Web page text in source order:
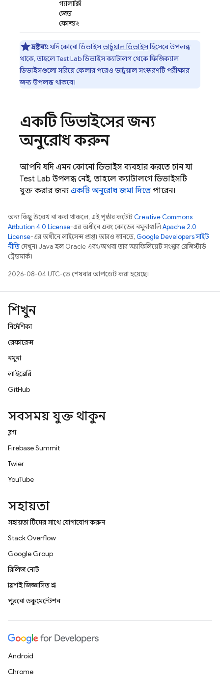
গ্যালাক্সি
জেড
ফোল্ড২
দ্রষ্টব্য:যদি কোনো ডিভাইসভার্চুয়াল ডিভাইসহিসেবে উপলব্ধ
থাকে, তাহলেTest Labডিভাইস ক্যাটালগ থেকে ফিজিক্যাল
ডিভাইসগুলো সরিয়ে ফেলার পরেও ভার্চুয়াল সংস্করণটি পরীক্ষার
জন্য উপলব্ধ থাকবে।
একটি ডিভাইসের জন্য
অনুরোধ করুন
আপনি যদি এমন কোনো ডিভাইস ব্যবহার করতে চান যা
Test Lab উপলব্ধ নেই, তাহলে ক্যাটালগে ডিভাইসটি
যুক্ত করার জন্য একটি অনুরোধ জমা দিতে পারেন।
অন্য কিছু উল্লেখ না করা থাকলে, এই পৃষ্ঠার কন্টেন্টCreative Commons
Attribution 4.0 License-এর অধীনে এবং কোডের নমুনাগুলিApache 2.0
License-এর অধীনে লাইসেন্স প্রাপ্ত। আরও জানতে,Google Developers সাইট
নীতি দেখুন। Java হল Oracle এবং/অথবা তার অ্যাফিলিয়েট সংস্থার রেজিস্টার্ড
ট্রেডমার্ক।
2026-08-04 UTC-তে শেষবার আপডেট করা হয়েছে।
শিখুন
নির্দেশিকা
রেফারেন্স
নমুনা
লাইব্রেরি
GitHub
সবসময় যুক্ত থাকুন
ব্লগ
Firebase Summit
Twitter
YouTube
সহায়তা
সহায়তা টিমের সাথে যোগাযোগ করুন
Stack Overflow
Google Group
রিলিজ নোট
প্রায়শই জিজ্ঞাসিত প্রশ্ন
পুরনো ডকুমেন্টেশন
Android
Chrome